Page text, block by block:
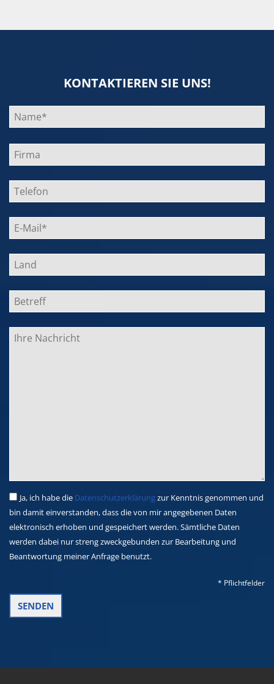
KONTAKTIEREN SIE UNS!
Bitte
lasse
dieses
Feld
leer.
Ja, ich habe die Datenschutzerklärungzur Kenntnis genommen und
bin damit einverstanden, dass die von mir angegebenen Daten
elektronisch erhoben und gespeichert werden. Sämtliche Daten
werden dabei nur streng zweckgebunden zur Bearbeitung und
Beantwortung meiner Anfrage benutzt.
* Pflichtfelder